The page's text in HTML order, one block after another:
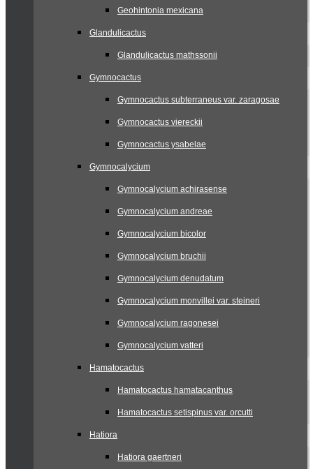
Geohintonia mexicana
Glandulicactus
Glandulicactus mathssonii
Gymnocactus
Gymnocactus subterraneus var. zaragosae
Gymnocactus viereckii
Gymnocactus ysabelae
Gymnocalycium
Gymnocalycium achirasense
Gymnocalycium andreae
Gymnocalycium bicolor
Gymnocalycium bruchii
Gymnocalycium denudatum
Gymnocalycium monvillei var. steineri
Gymnocalycium ragonesei
Gymnocalycium vatteri
Hamatocactus
Hamatocactus hamatacanthus
Hamatocactus setispinus var. orcutti
Hatiora
Hatiora gaertneri